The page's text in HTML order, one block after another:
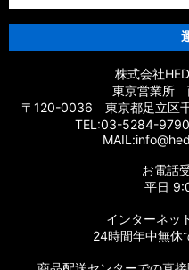
株式会社
東京営業所
〒120-0036 東京都足立区
TEL:03-5284-
お電話
平日
インターネッ
24時間年中無休